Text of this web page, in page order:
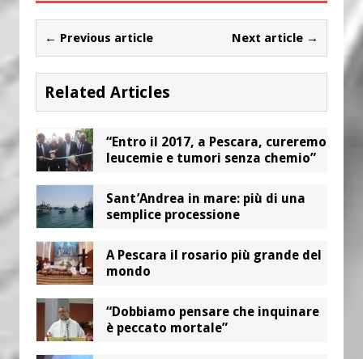
← Previous article Next article →
Related Articles
“Entro il 2017, a Pescara, cureremo
leucemie e tumori senza chemio”
Sant’Andrea in mare: più di una
semplice processione
A Pescara il rosario più grande del
mondo
“Dobbiamo pensare che inquinare
è peccato mortale”